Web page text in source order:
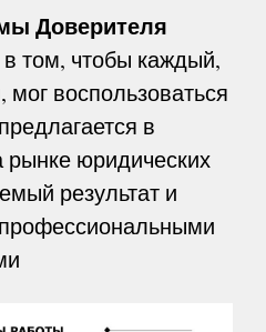
Доверителя
том, чтобы каждый,
воспользоваться
в
юридических
результат и